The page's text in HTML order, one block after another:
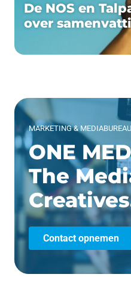
De NOS en
over
MARKETING & MEDIABUREAU
ONE
The
Contact opnemen